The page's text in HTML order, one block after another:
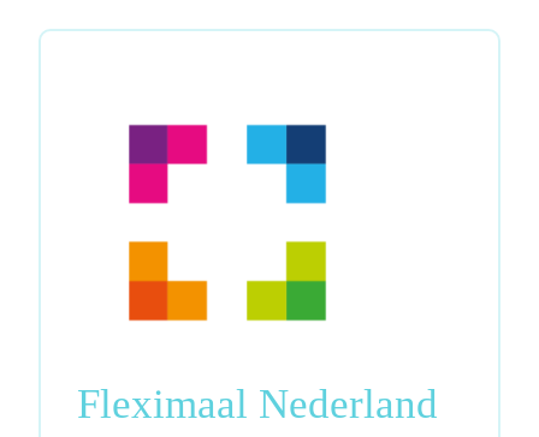
Fleximaal Nederland